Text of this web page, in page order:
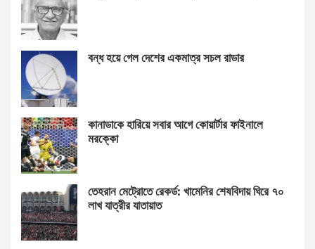
বন্ধ হয়ে গেল দেশের একমাত্র সচল রাডার
কানাডাকে হারিয়ে সবার আগে কোয়ার্টার ফাইনালে
মরক্কো
তেহরান মেট্রোতে রেকর্ড: খামেনির শেষবিদায় ঘিরে ৭০
লাখ যাত্রীর যাতায়াত